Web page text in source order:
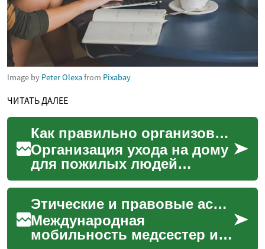
Image by Peter Olexafrom Pixabay
ЧИТАТЬ ДАЛЕЕ
Как правильно организовать уход на дому для пожилых людей
Организация ухода на дому
для пожилых людей
требует системного
подхода: оценка
потребностей,
планирование
безопасност...
Этические и правовые аспекты практики ухода при международной мобильности
Международная
мобильность медсестер и